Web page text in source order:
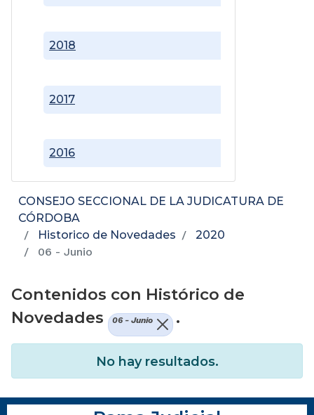
2016
2017
2018
CONSEJO SECCIONAL DE LA JUDICATURA DE
CÓRDOBA
Historico de Novedades
2020
06 - Junio
Contenidos con Histórico de
Novedades
06 - Junio .
No hay resultados.